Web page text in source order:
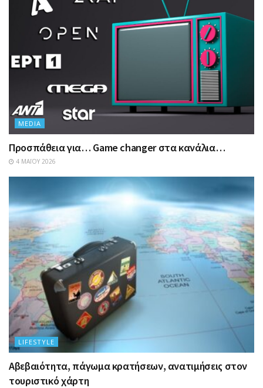
MEDIA
Προσπάθεια για… Game changer στα κανάλια…
4 ΜΑΪ́ΟΥ 2026
LIFESTYLE
Αβεβαιότητα, πάγωμα κρατήσεων, ανατιμήσεις στον
τουριστικό χάρτη